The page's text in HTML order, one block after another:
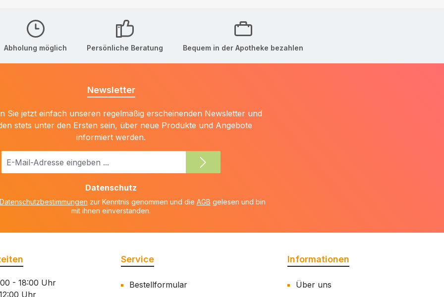
Abholung möglich Persönliche Beratung Bequem in der Apotheke bezahlen
Newsletter
Sie jetzt einfach unseren regelmäßig erscheinenden Newsletter und
stets unter den Ersten sein, über neue Produkte und Angebote
informiert werden.
E-
Datenschutz
zur Kenntnis genommen und die AGB gelesen und bin
mit ihnen einverstanden.
- 18:00 Uhr
Uhr
Service
Bestellformular
Informationen
Über uns